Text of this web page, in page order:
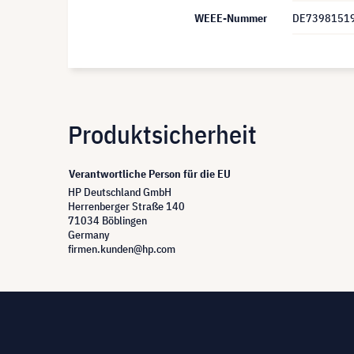
WEEE-Nummer
Produktsicherheit
Verantwortliche Person für die EU
HP Deutschland GmbH
Herrenberger Straße 140
71034 Böblingen
Germany
firmen.kunden@hp.com